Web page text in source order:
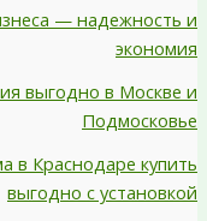
— надежность и
экономия
выгодно в Москве и
Подмосковье
в Краснодаре купить
выгодно с установкой